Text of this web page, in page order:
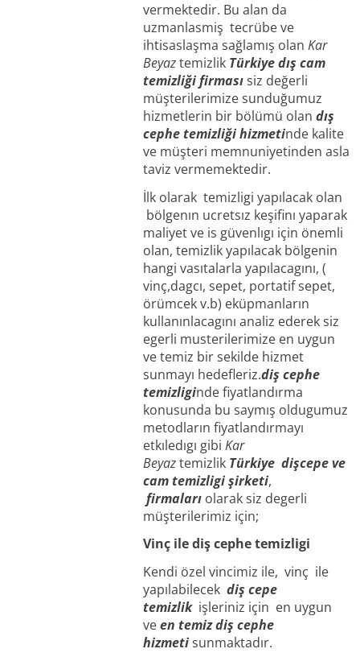
vermektedir. Bu alan da
uzmanlasmiş tecrübe ve
ihtisaslaşma sağlamış olanKar
Beyaztemizlik Türkiye dış cam
temizliği firmasısiz değerli
müşterilerimize sunduğumuz
hizmetlerin bir bölümü olandış
cephe temizliği hizmetinde kalite
ve müşteri memnuniyetinden asla
taviz vermemektedir.
İlk olarak temizligi yapılacak olan
bölgenın ucretsız keşifinı yaparak
maliyet ve is güvenlıgı için önemli
olan, temizlik yapılacak bölgenin
hangi vasıtalarla yapılacagını, (
vinç,dagcı, sepet, portatif sepet,
örümcek v.b) eküpmanların
kullanınlacagını analiz ederek siz
egerli musterilerimize en uygun
ve temiz bir sekilde hizmet
sunmayı hedefleriz.diş cephe
temizliginde fiyatlandırma
konusunda bu saymış oldugumuz
metodların fiyatlandırmayı
etkıledıgı gibiKar
Beyaztemizlik Türkiye dişcepe ve
cam temizligi şirketi,
firmaları olarak siz degerli
müşterilerimiz için;
Vinç ile diş cephe temizligi
Kendi özel vincimiz ile, vinç ile
yapılabilecekdiş cepe
temizlikişleriniz için en uygun
veen temiz diş cephe
hizmetisunmaktadır.